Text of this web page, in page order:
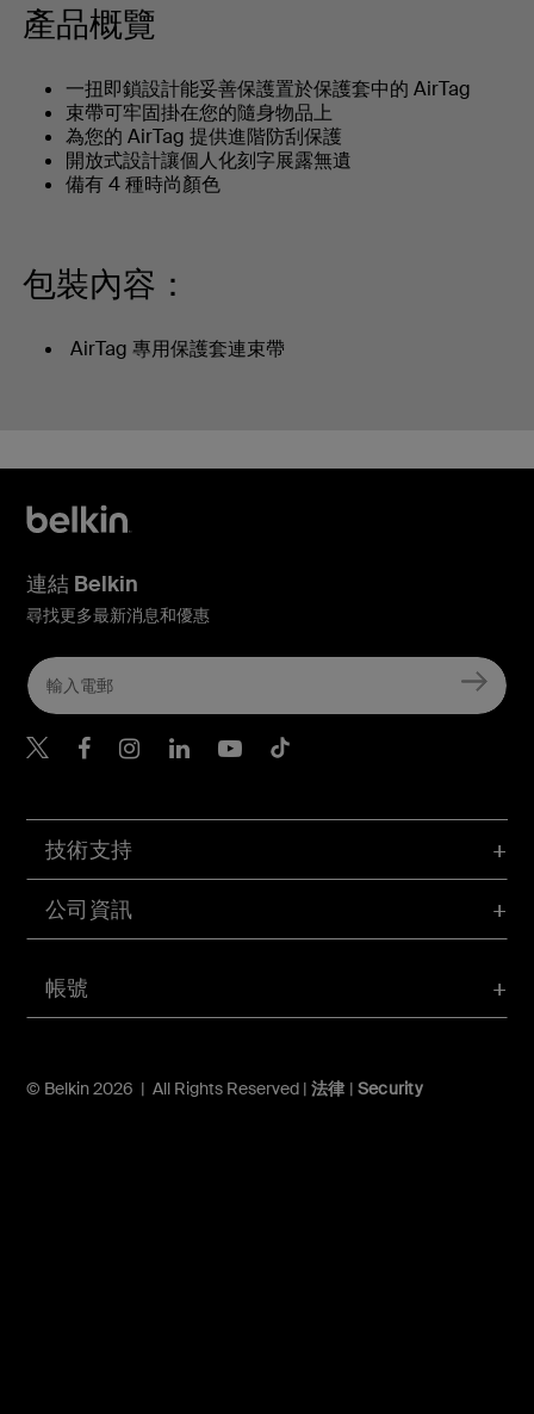
產品概覽
一扭即鎖設計能妥善保護置於保護套中的 AirTag
束帶可牢固掛在您的隨身物品上
為您的 AirTag 提供進階防刮保護
開放式設計讓個人化刻字展露無遺
備有 4 種時尚顏色
包裝內容：
AirTag 專用保護套連束帶
帳號
技術支持
公司資訊
© Belkin 2026 | All Rights Reserved | 法律 | Security
連結 Belkin
尋找更多最新消息和優惠
Belkin Twitter
Belkin Hong Kong
Belkin Instagram
Belkin Hong Kong
Belkin Youtube
Belkin TikTok